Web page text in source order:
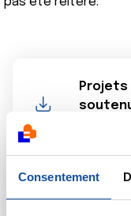
Consentement